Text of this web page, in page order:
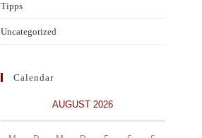
Tipps
Uncategorized
Calendar
AUGUST 2026